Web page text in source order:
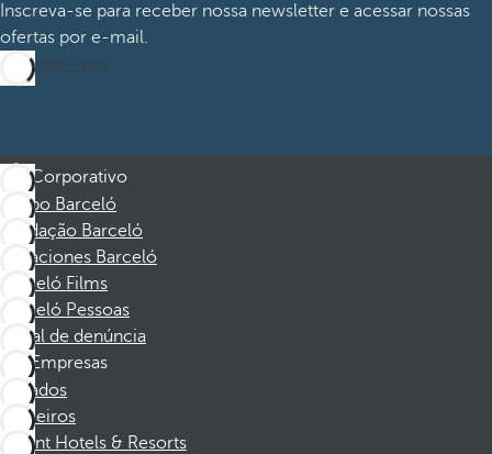
Inscreva-se para receber nossa newsletter e acessar nossas
ofertas por e-mail.
Inscrever-me
Corporativo
Grupo Barceló
Fundação Barceló
Vacaciones Barceló
Barceló Films
Barceló Pessoas
Canal de denúncia
Empresas
Afiliados
Parceiros
Dorint Hotels & Resorts